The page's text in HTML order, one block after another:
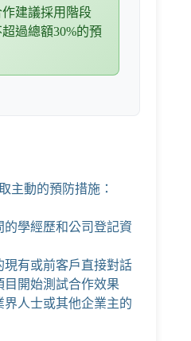
建議採用階段
過總額30%的預
主動的預防措施：
的學經歷和公司登記資
現有或前客戶直接對話
目開始測試合作效果
界人士或其他企業主的